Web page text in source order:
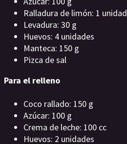
Ralladura de limón: 1 unidad
Levadura: 30 g
Huevos: 4 unidades
Manteca: 150 g
Pizca de sal
Para el relleno
Coco rallado: 150 g
Azúcar: 100 g
Crema de leche: 100 cc
Huevos: 2 unidades